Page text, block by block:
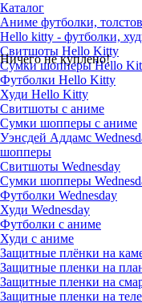
Ничего не куплено!
Каталог
Аниме футболки,
Hello kitty - футболки,
Свитшоты Hello Kitty
Сумки шопперы Hello
Футболки Hello Kitty
Худи Hello Kitty
Свитшоты с аниме
Сумки шопперы с аниме
Уэнсдей Аддамс
шопперы
Свитшоты Wednesday
Сумки шопперы
Футболки Wednesday
Худи Wednesday
Футболки с аниме
Худи с аниме
Защитные плёнки на
Защитные пленки на
Защитные пленки на
Защитные пленки на